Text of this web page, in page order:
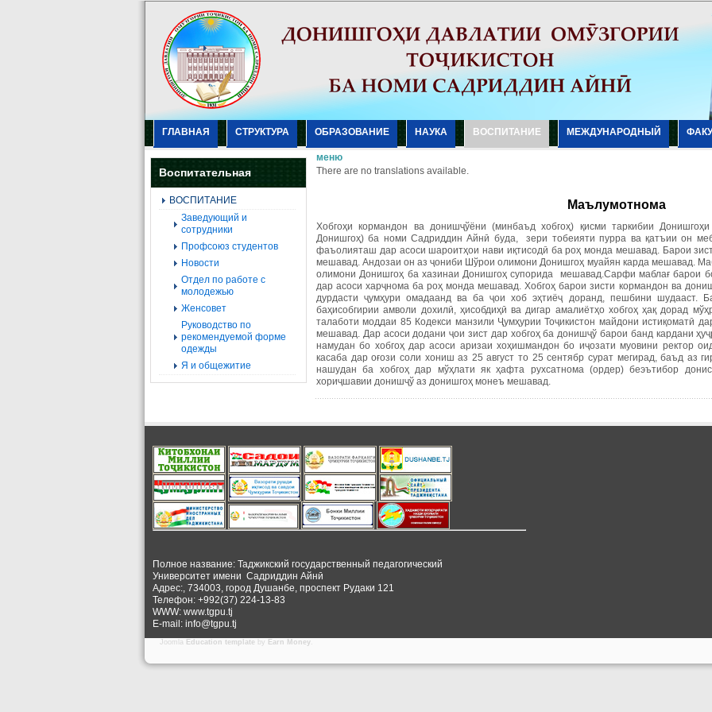
ГЛАВНАЯ СТРУКТУРА ОБРАЗОВАНИЕ НАУКА ВОСПИТАНИЕ МЕЖДУНАРОДНЫЙ
Воспитательная
ВОСПИТАНИЕ
Заведующий и
сотрудники
Профсоюз студентов
Новости
Отдел по работе с
молодежью
Женсовет
Руководство по
рекомендуемой форме
одежды
Я и общежитие
меню
There are no translations available.
Маълумотнома
Хобгоҳи кормандон ва донишҷўёни (минбаъд хобгоҳ) қисми таркибии
Донишгоҳ) ба номи Садриддин Айнӣ буда, зери тобеияти пурра ва қатъии он
фаъолияташ дар асоси шароитҳои нави иқтисодӣ ба роҳ монда мешавад. Барои
мешавад. Андозаи он аз ҷониби Шўрои олимони Донишгоҳ муайян карда мешавад.
олимони Донишгоҳ ба хазинаи Донишгоҳ супорида мешавад.Сарфи маблағ барои
дар асоси харҷнома ба роҳ монда мешавад. Хобгоҳ барои зисти кормандон ва
дурдасти ҷумҳури омадаанд ва ба ҷои хоб эҳтиёҷ доранд, пешбини шудааст.
баҳисобгирии амволи дохилӣ, ҳисобдиҳӣ ва дигар амалиётҳо хобгоҳ ҳақ дорад
талаботи моддаи 85 Кодекси манзили Ҷумҳурии Тоҷикистон майдони истиқоматӣ
мешавад. Дар асоси додани ҷои зист дар хобгоҳ ба донишҷў барои банд кардани
намудан бо хобгоҳ дар асоси аризаи хоҳишмандон бо иҷозати муовини ректор
касаба дар оғози соли хониш аз 25 август то 25 сентябр сурат мегирад, баъд аз
нашудан ба хобгоҳ дар мўҳлати як ҳафта рухсатнома (ордер) беэътибор
хориҷшавии донишҷў аз донишгоҳ монеъ мешавад.
Полное название: Таджикский государственный педагогический
Университет имени Садриддин Айнӣ
Адрес:, 734003, город Душанбе, проспект Рудаки 121
Телефон: +992(37) 224-13-83
WWW: www.tgpu.tj
E-mail: info@tgpu.tj
Joomla Education template by Earn Money.